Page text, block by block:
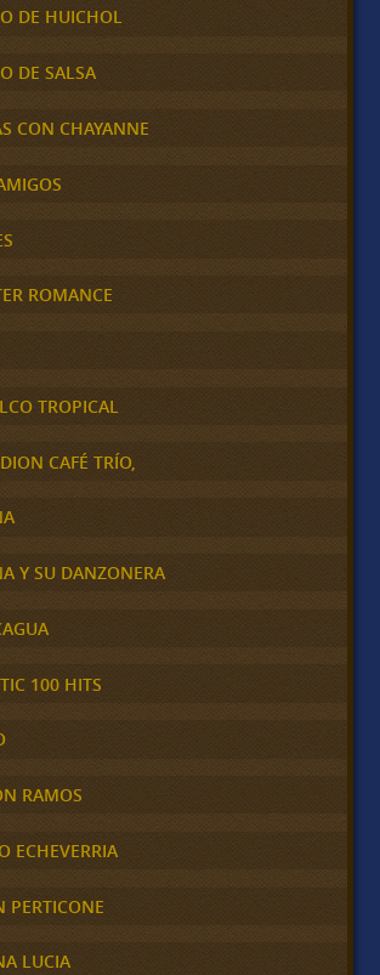
DE HUICHOL
DE SALSA
CON CHAYANNE
ROMANCE
TROPICAL
CAFÉ TRÍO,
Y SU DANZONERA
100 HITS
RAMOS
ECHEVERRIA
PERTICONE
LUCIA